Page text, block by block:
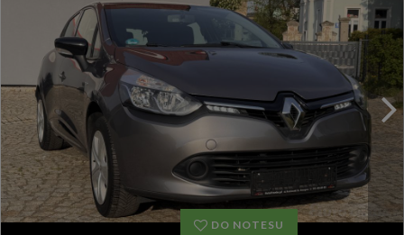
HISTORIA
DO NOTESU